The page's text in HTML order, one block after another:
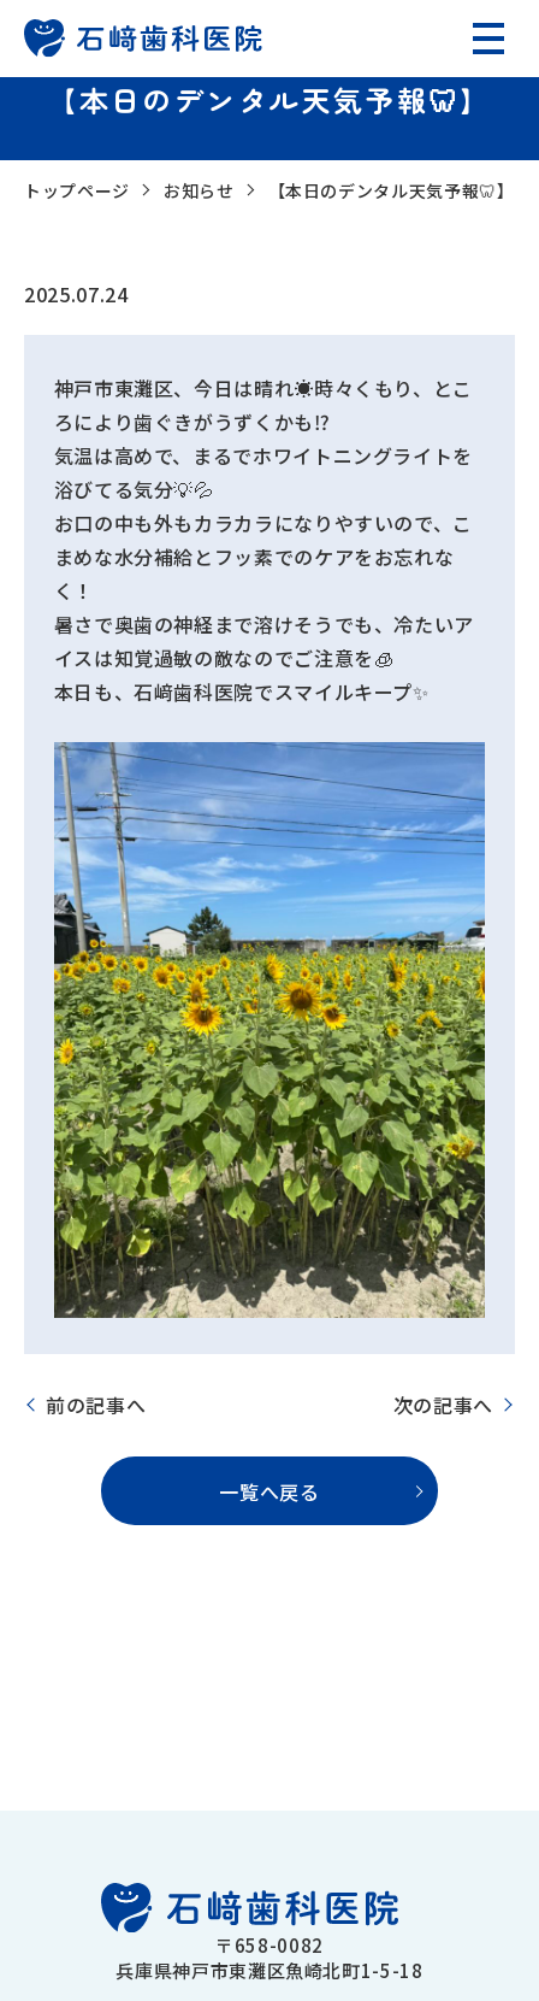
【本日のデンタル天気予報🦷】
トップページ お知らせ 【本日のデンタル天気予報🦷】
2025.07.24
神戸市東灘区、今日は晴れ☀️時々くもり、とこ
ろにより歯ぐきがうずくかも⁉️
気温は高めで、まるでホワイトニングライトを
浴びてる気分💡💦
お口の中も外もカラカラになりやすいので、こ
まめな水分補給とフッ素でのケアをお忘れな
く！
暑さで奥歯の神経まで溶けそうでも、冷たいア
イスは知覚過敏の敵なのでご注意を🧊
本日も、石﨑歯科医院でスマイルキープ✨
前の記事へ 次の記事へ
一覧へ戻る
〒658-0082
兵庫県神戸市東灘区魚崎北町1-5-18